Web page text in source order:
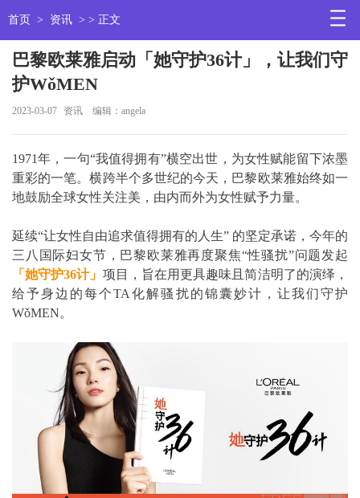
首页 > 资讯 > > 正文
巴黎欧莱雅启动「她守护36计」，让我们守
护WǒMEN
2023-03-07 资讯 编辑：angela
1971年，一句“我值得拥有”横空出世，为女性赋能留下浓墨
重彩的一笔。横跨半个多世纪的今天，巴黎欧莱雅始终如一
地鼓励全球女性关注美，由内而外为女性赋予力量。
延续“让女性自由追求值得拥有的人生” 的坚定承诺，今年的
三八国际妇女节，巴黎欧莱雅再度聚焦“性骚扰”问题发起
「她守护36计」 项目，旨在用更具趣味且简洁明了的演绎，
给予身边的每个TA化解骚扰的锦囊妙计，让我们守护
WǒMEN。